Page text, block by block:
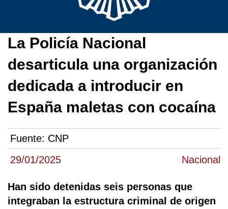
29/01/2025 Nacional
La Policía Nacional
desarticula una organización
dedicada a introducir en
España maletas con cocaína
Fuente: CNP
Han sido detenidas seis personas que
integraban la estructura criminal de origen